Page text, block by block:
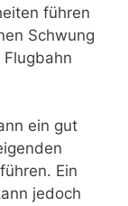
führen
Schwung
ein gut
Ein
jedoch